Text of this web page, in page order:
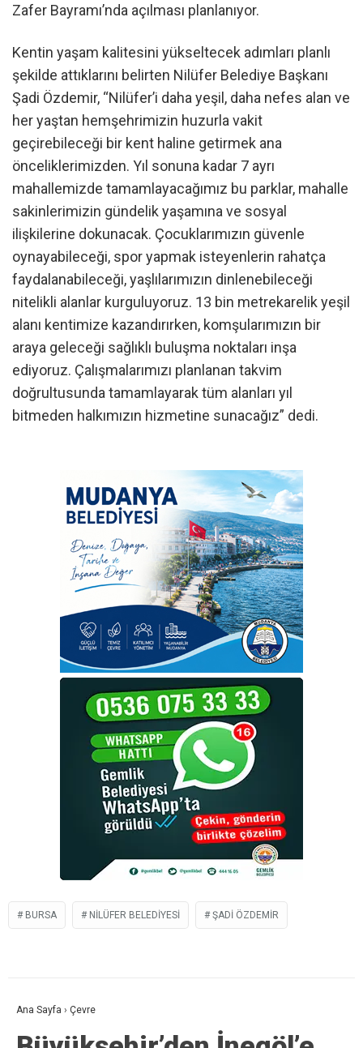
Zafer Bayramı’nda açılması planlanıyor.
Kentin yaşam kalitesini yükseltecek adımları planlı
şekilde attıklarını belirten Nilüfer Belediye Başkanı
Şadi Özdemir, “Nilüfer’i daha yeşil, daha nefes alan ve
her yaştan hemşehrimizin huzurla vakit
geçirebileceği bir kent haline getirmek ana
önceliklerimizden. Yıl sonuna kadar 7 ayrı
mahallemizde tamamlayacağımız bu parklar, mahalle
sakinlerimizin gündelik yaşamına ve sosyal
ilişkilerine dokunacak. Çocuklarımızın güvenle
oynayabileceği, spor yapmak isteyenlerin rahatça
faydalanabileceği, yaşlılarımızın dinlenebileceği
nitelikli alanlar kurguluyoruz. 13 bin metrekarelik yeşil
alanı kentimize kazandırırken, komşularımızın bir
araya geleceği sağlıklı buluşma noktaları inşa
ediyoruz. Çalışmalarımızı planlanan takvim
doğrultusunda tamamlayarak tüm alanları yıl
bitmeden halkımızın hizmetine sunacağız” dedi.
BURSA NILÜFER BELEDIYESI ŞADI ÖZDEMIR
Ana Sayfa › Çevre